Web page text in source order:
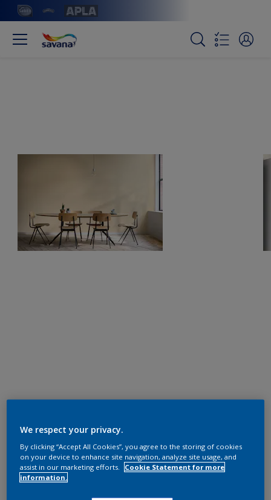
We respect your privacy.
By clicking “Accept All Cookies”, you agree to the storing of cookies
on your device to enhance site navigation, analyze site usage, and
assist in our marketing efforts.
Cookie Statement for more
information.